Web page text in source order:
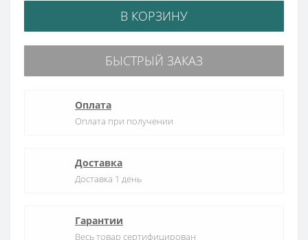
В КОРЗИНУ
БЫСТРЫЙ ЗАКАЗ
Оплата
Оплата при получении
Доставка
Доставка 1 день
Гарантии
Весь товар сертифицирован